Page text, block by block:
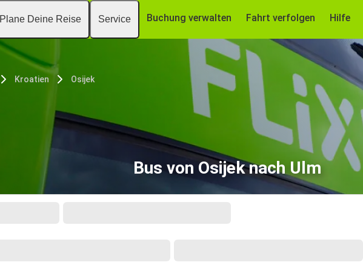
Plane Deine Reise Service Buchung verwalten Fahrt verfolgen Hilfe
Kroatien Osijek
Bus von Osijek nach Ulm